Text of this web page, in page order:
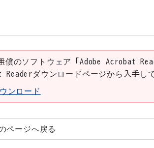
償のソフトウェア「Adobe Acrobat
ダウンロードページから入手し
ンロード
ページへ戻る